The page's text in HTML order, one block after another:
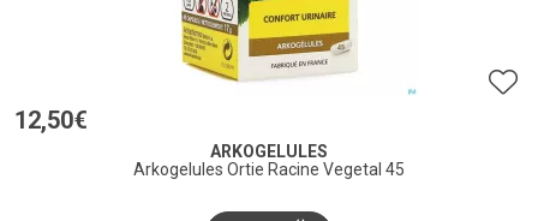
12,50€
ARKOGELULES
Arkogelules Ortie Racine Vegetal 45